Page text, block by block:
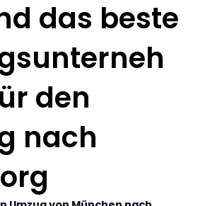
das beste
den
nach